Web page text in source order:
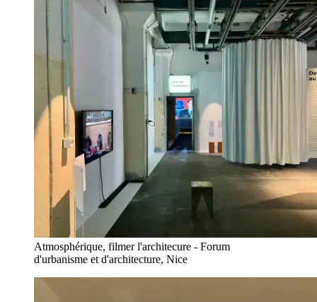
Atmosphérique, filmer l'architecure - Forum
d'urbanisme et d'architecture, Nice